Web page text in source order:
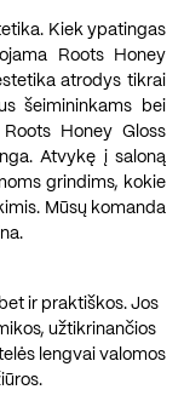
Kiek ypatingas
Roots Honey
atrodys tikrai
šeimininkams bei
Honey Gloss
Atvykę į saloną
grindims, kokie
Mūsų komanda
ir praktiškos. Jos
užtikrinančios
lengvai valomos